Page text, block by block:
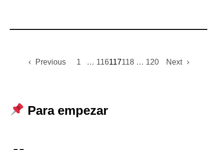
Previous 1 … 116117118 … 120 Next
Para empezar